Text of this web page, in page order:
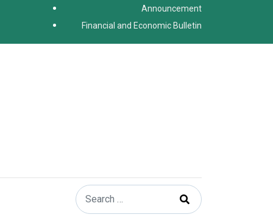
Announcement
Financial and Economic Bulletin
Search